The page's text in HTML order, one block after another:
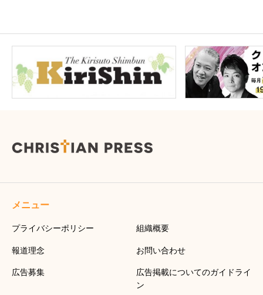
メニュー
プライバシーポリシー 組織概要
報道理念 お問い合わせ
広告募集
広告掲載についてのガイドライ
ン